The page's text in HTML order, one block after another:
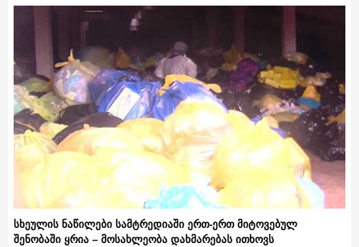
სხეულის ნაწილები სამტრედიაში ერთ-ერთ მიტოვებულ
შენობაში ყრია – მოსახლეობა დახმარებას ითხოვს